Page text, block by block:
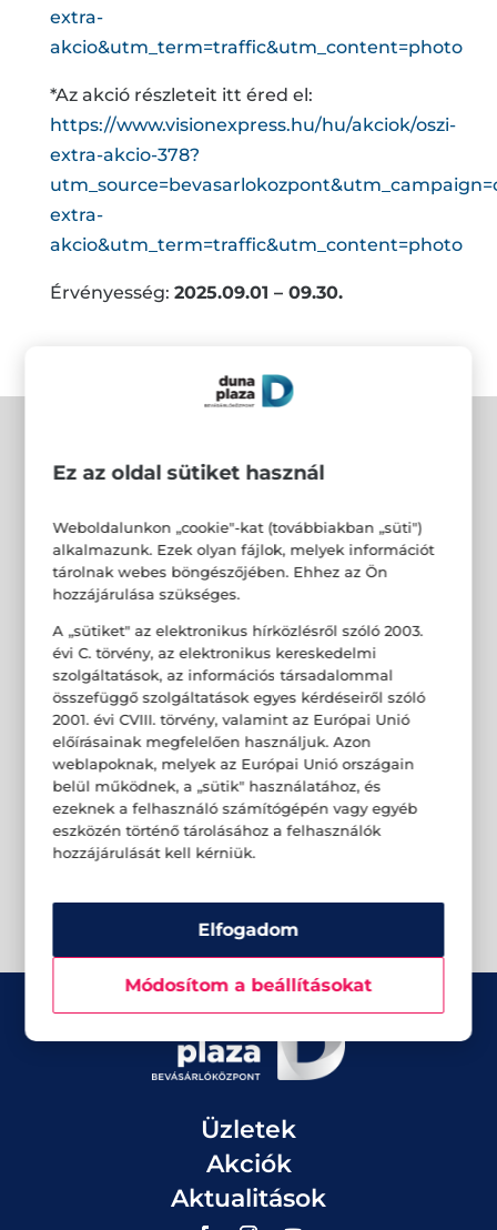
extra-
akcio&utm_term=traffic&utm_content=photo
*Az akció részleteit itt éred el:
https://www.visionexpress.hu/hu/akciok/oszi-
extra-akcio-378?
extra-
akcio&utm_term=traffic&utm_content=photo
Érvényesség: 2025.09.01 – 09.30.
Üzletek
Akciók
Aktualitások
Ez az oldal sütiket használ
Weboldalunkon „cookie"-kat (továbbiakban „süti")
alkalmazunk. Ezek olyan fájlok, melyek információt
tárolnak webes böngészőjében. Ehhez az Ön
hozzájárulása szükséges.
A „sütiket" az elektronikus hírközlésről szóló 2003.
évi C. törvény, az elektronikus kereskedelmi
szolgáltatások, az információs társadalommal
összefüggő szolgáltatások egyes kérdéseiről szóló
2001. évi CVIII. törvény, valamint az Európai Unió
előírásainak megfelelően használjuk. Azon
weblapoknak, melyek az Európai Unió országain
belül működnek, a „sütik" használatához, és
ezeknek a felhasználó számítógépén vagy egyéb
eszközén történő tárolásához a felhasználók
hozzájárulását kell kérniük.
Elfogadom
Módosítom a beállításokat